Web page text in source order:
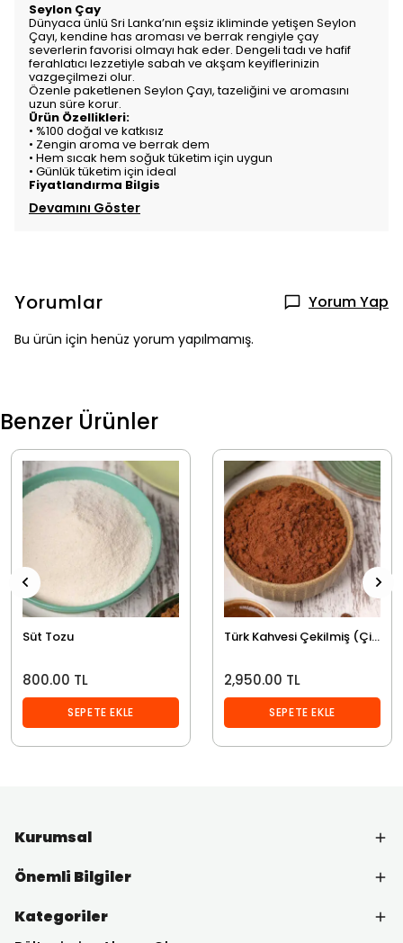
Seylon Çay
Dünyaca ünlü Sri Lanka’nın eşsiz ikliminde yetişen Seylon
Çayı, kendine has aroması ve berrak rengiyle çay
severlerin favorisi olmayı hak eder. Dengeli tadı ve hafif
ferahlatıcı lezzetiyle sabah ve akşam keyiflerinizin
vazgeçilmezi olur.
Özenle paketlenen Seylon Çayı, tazeliğini ve aromasını
uzun süre korur.
Ürün Özellikleri:
• %100 doğal ve katkısız
• Zengin aroma ve berrak dem
• Hem sıcak hem soğuk tüketim için uygun
• Günlük tüketim için ideal
Fiyatlandırma Bilgis
Devamını Göster
Yorumlar Yorum Yap
Bu ürün için henüz yorum yapılmamış.
Benzer Ürünler
Süt Tozu
800.00 TL
SEPETE EKLE
Türk Kahvesi Çekilmiş (Çift Kavruk)
2,950.00 TL
SEPETE EKLE
Kurumsal
Önemli Bilgiler
Kategoriler